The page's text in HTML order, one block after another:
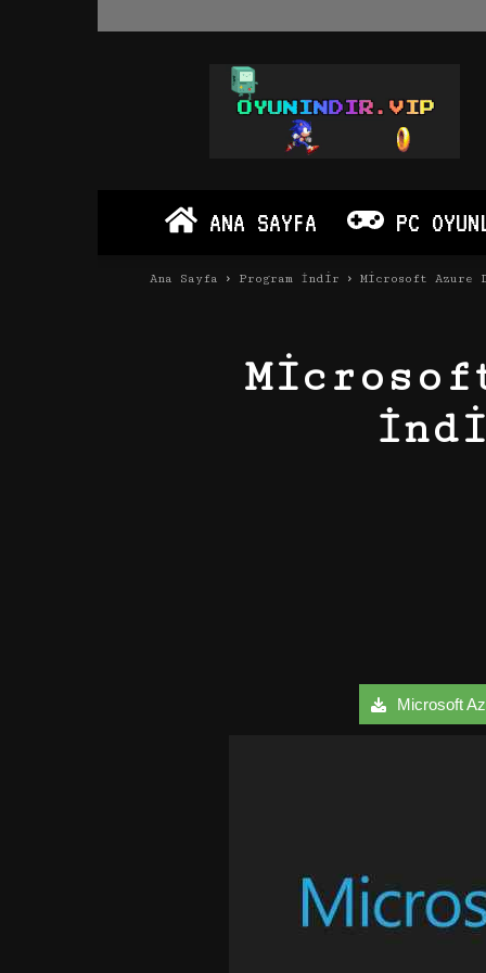
Oyun
İndir
PC
Android
ANA SAYFA PC
Ana Sayfa Program İndir Microsoft Azure
Microsoft